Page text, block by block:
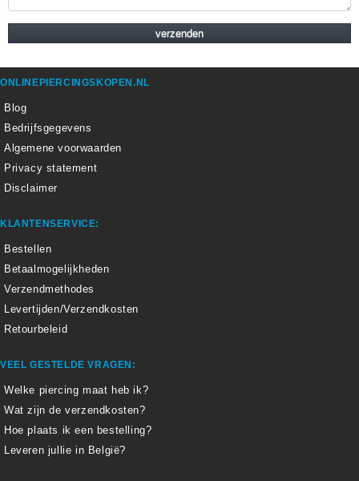
ONLINEPIERCINGSKOPEN.NL
Blog
Bedrijfsgegevens
Algemene voorwaarden
Privacy statement
Disclaimer
KLANTENSERVICE:
Bestellen
Betaalmogelijkheden
Verzendmethodes
Levertijden/Verzendkosten
Retourbeleid
VEEL GESTELDE VRAGEN:
Welke piercing maat heb ik?
Wat zijn de verzendkosten?
Hoe plaats ik een bestelling?
Leveren jullie in België?